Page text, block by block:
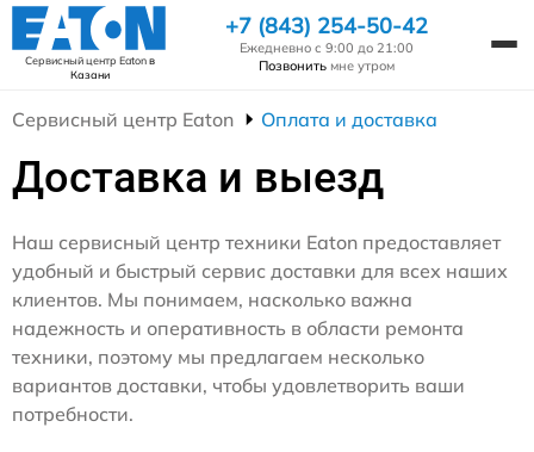
Сервисный центр Eatonв
Казани
+7 (843) 254-50-42
Ежедневно с 9:00 до 21:00
Позвонить мне утром
Сервисный центр Eaton Оплата и доставка
Доставка и выезд
Наш сервисный центр техники Eaton предоставляет
удобный и быстрый сервис доставки для всех наших
клиентов. Мы понимаем, насколько важна
надежность и оперативность в области ремонта
техники, поэтому мы предлагаем несколько
вариантов доставки, чтобы удовлетворить ваши
потребности.